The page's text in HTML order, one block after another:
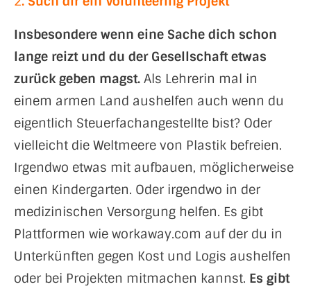
Insbesondere wenn eine Sache dich schon
lange reizt und du der Gesellschaft etwas
zurück geben magst. Als Lehrerin mal in
einem armen Land aushelfen auch wenn du
eigentlich Steuerfachangestellte bist? Oder
vielleicht die Weltmeere von Plastik befreien.
Irgendwo etwas mit aufbauen, möglicherweise
einen Kindergarten. Oder irgendwo in der
medizinischen Versorgung helfen. Es gibt
Plattformen wie workaway.com auf der du in
Unterkünften gegen Kost und Logis aushelfen
oder bei Projekten mitmachen kannst. Es gibt